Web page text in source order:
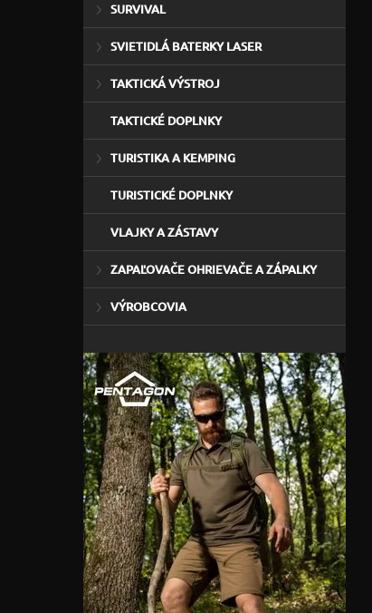
SURVIVAL
SVIETIDLÁ BATERKY LASER
TAKTICKÁ VÝSTROJ
TAKTICKÉ DOPLNKY
TURISTIKA A KEMPING
TURISTICKÉ DOPLNKY
VLAJKY A ZÁSTAVY
ZAPAĽOVAČE OHRIEVAČE A ZÁPALKY
VÝROBCOVIA